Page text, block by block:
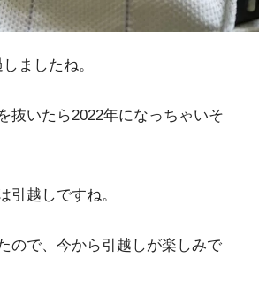
ましたね。
抜いたら2022年になっちゃいそ
引越しですね。
ので、今から引越しが楽しみで